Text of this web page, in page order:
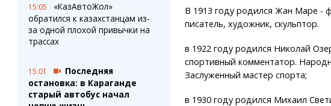
15:05
«КазАвтоЖол»
обратился к казахстанцам из-
за одной плохой привычки на
трассах
15:01
Последняя
остановка: в Караганде
старый автобус начал
В 1913 году родился Жан Маре -
писатель, художник, скульптор.
в 1922 году родился Николай
спортивный комментатор.
Заслуженный мастер спорта;
в 1930 году родился Михаил